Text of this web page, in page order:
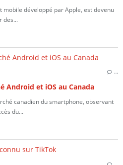
mobile développé par Apple, est devenu
des...
…
Android et iOS au Canada
canadien du smartphone, observant
du...